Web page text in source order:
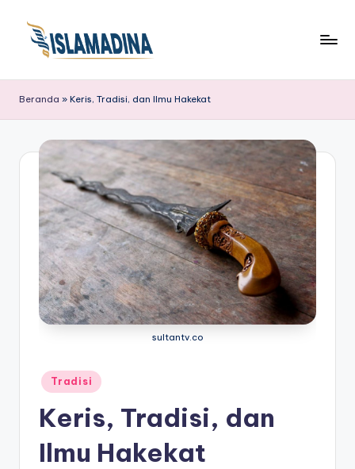
Beranda » Keris, Tradisi, dan Ilmu Hakekat
sultantv.co
Posted
in
Tradisi
Keris, Tradisi, dan
Ilmu Hakekat